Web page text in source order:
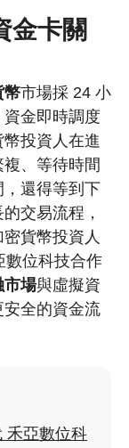
金卡關
幣市場採 24 小
金即時調度
投資人在進
、等待時間
還得等到下
交易流程，
貨幣投資人
數位科技合作
市場與虛擬資
全的資金流
禾亞數位科